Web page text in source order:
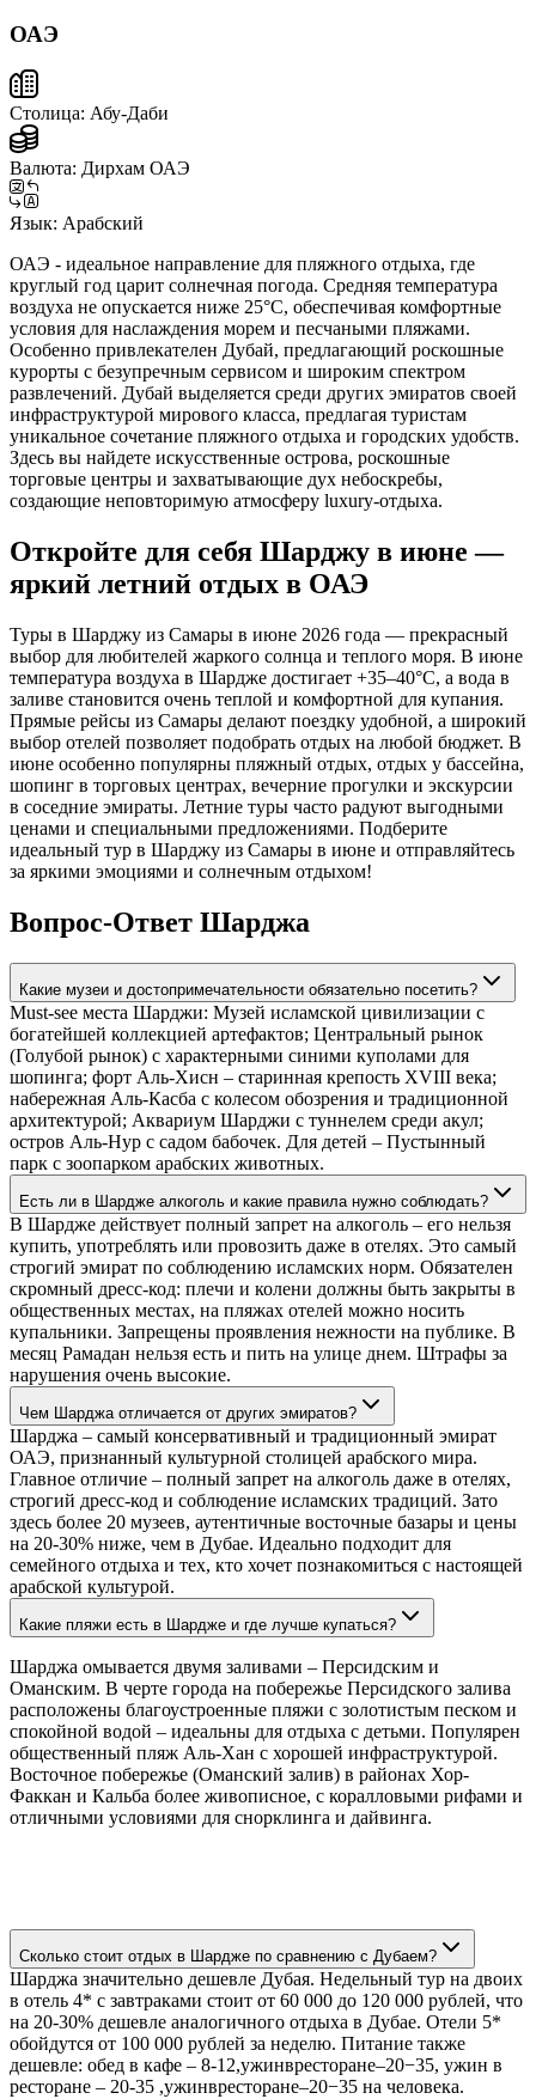
ОАЭ
Столица: Абу-Даби
Валюта: Дирхам ОАЭ
Язык: Арабский
ОАЭ - идеальное направление для пляжного отдыха, где
круглый год царит солнечная погода. Средняя температура
воздуха не опускается ниже 25°C, обеспечивая комфортные
условия для наслаждения морем и песчаными пляжами.
Особенно привлекателен Дубай, предлагающий роскошные
курорты с безупречным сервисом и широким спектром
развлечений. Дубай выделяется среди других эмиратов своей
инфраструктурой мирового класса, предлагая туристам
уникальное сочетание пляжного отдыха и городских удобств.
Здесь вы найдете искусственные острова, роскошные
торговые центры и захватывающие дух небоскребы,
создающие неповторимую атмосферу luxury-отдыха.
Откройте для себя Шарджу в июне —
яркий летний отдых в ОАЭ
Туры в Шарджу из Самары в июне 2026 года — прекрасный
выбор для любителей жаркого солнца и теплого моря. В июне
температура воздуха в Шардже достигает +35–40°C, а вода в
заливе становится очень теплой и комфортной для купания.
Прямые рейсы из Самары делают поездку удобной, а широкий
выбор отелей позволяет подобрать отдых на любой бюджет. В
июне особенно популярны пляжный отдых, отдых у бассейна,
шопинг в торговых центрах, вечерние прогулки и экскурсии
в соседние эмираты. Летние туры часто радуют выгодными
ценами и специальными предложениями. Подберите
идеальный тур в Шарджу из Самары в июне и отправляйтесь
за яркими эмоциями и солнечным отдыхом!
Вопрос-Ответ Шарджа
Какие музеи и достопримечательности обязательно посетить?
Must-see места Шарджи: Музей исламской цивилизации с
богатейшей коллекцией артефактов; Центральный рынок
(Голубой рынок) с характерными синими куполами для
шопинга; форт Аль-Хисн – старинная крепость XVIII века;
набережная Аль-Касба с колесом обозрения и традиционной
архитектурой; Аквариум Шарджи с туннелем среди акул;
остров Аль-Нур с садом бабочек. Для детей – Пустынный
парк с зоопарком арабских животных.
Есть ли в Шардже алкоголь и какие правила нужно соблюдать?
В Шардже действует полный запрет на алкоголь – его нельзя
купить, употреблять или провозить даже в отелях. Это самый
строгий эмират по соблюдению исламских норм. Обязателен
скромный дресс-код: плечи и колени должны быть закрыты в
общественных местах, на пляжах отелей можно носить
купальники. Запрещены проявления нежности на публике. В
месяц Рамадан нельзя есть и пить на улице днем. Штрафы за
нарушения очень высокие.
Чем Шарджа отличается от других эмиратов?
Шарджа – самый консервативный и традиционный эмират
ОАЭ, признанный культурной столицей арабского мира.
Главное отличие – полный запрет на алкоголь даже в отелях,
строгий дресс-код и соблюдение исламских традиций. Зато
здесь более 20 музеев, аутентичные восточные базары и цены
на 20-30% ниже, чем в Дубае. Идеально подходит для
семейного отдыха и тех, кто хочет познакомиться с настоящей
арабской культурой.
Какие пляжи есть в Шардже и где лучше купаться?
Шарджа омывается двумя заливами – Персидским и
Оманским. В черте города на побережье Персидского залива
расположены благоустроенные пляжи с золотистым песком и
спокойной водой – идеальны для отдыха с детьми. Популярен
общественный пляж Аль-Хан с хорошей инфраструктурой.
Восточное побережье (Оманский залив) в районах Хор-
Факкан и Кальба более живописное, с коралловыми рифами и
отличными условиями для снорклинга и дайвинга.
Сколько стоит отдых в Шардже по сравнению с Дубаем?
Шарджа значительно дешевле Дубая. Недельный тур на двоих
в отель 4* с завтраками стоит от 60 000 до 120 000 рублей, что
на 20-30% дешевле аналогичного отдыха в Дубае. Отели 5*
обойдутся от 100 000 рублей за неделю. Питание также
дешевле: обед в кафе – 8-12,ужинвресторане–20−35, ужин в
ресторане – 20-35 ,ужинвресторане–20−35 на человека.